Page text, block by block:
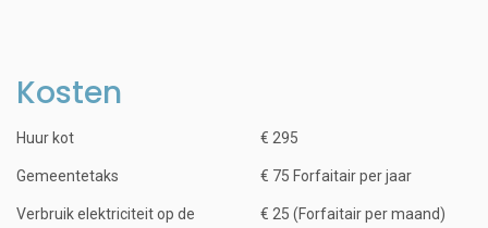
Kosten
Huur kot € 295
Gemeentetaks € 75 Forfaitair per jaar
Verbruik elektriciteit op de € 25 (Forfaitair per maand)